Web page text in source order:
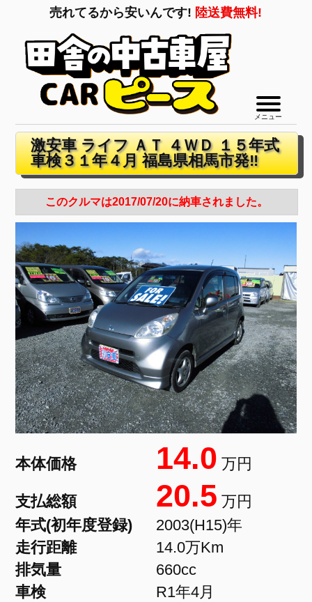
売れてるから安いんです! 陸送費無料!
メニュー
激安車 ライフ ＡＴ ４ＷＤ １５年式
車検３１年４月 福島県相馬市発‼
このクルマは2017/07/20に納車されました。
本体価格 14.0 万円
支払総額 20.5 万円
年式(初年度登録)
2003(H15)年
走行距離
14.0万Km
排気量
660cc
車検
R1年4月